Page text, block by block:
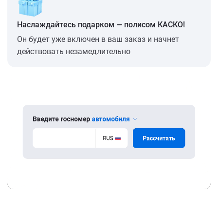
Наслаждайтесь подарком — полисом КАСКО!
Он будет уже включен в ваш заказ и начнет
действовать незамедлительно